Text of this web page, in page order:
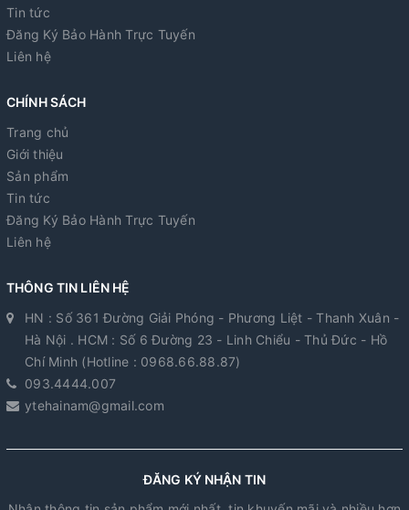
Tin tức
Đăng Ký Bảo Hành Trực Tuyến
Liên hệ
CHÍNH SÁCH
Trang chủ
Giới thiệu
Sản phẩm
Tin tức
Đăng Ký Bảo Hành Trực Tuyến
Liên hệ
THÔNG TIN LIÊN HỆ
HN : Số 361 Đường Giải Phóng - Phương Liệt - Thanh Xuân -
Hà Nội . HCM : Số 6 Đường 23 - Linh Chiểu - Thủ Đức - Hồ
Chí Minh (Hotline : 0968.66.88.87)
093.4444.007
ytehainam@gmail.com
ĐĂNG KÝ NHẬN TIN